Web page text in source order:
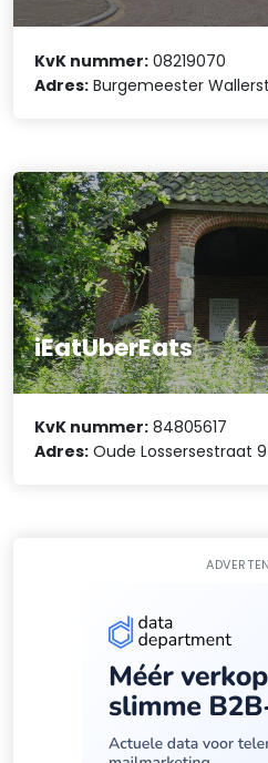
KvK nummer: 08219070
Adres: Burgemeester
iEatUberEats
KvK nummer: 84805617
Adres: Oude Lossersestraat